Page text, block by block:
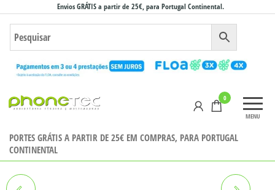
para
conteúdo
Envios GRÁTIS a partir de 25€, para Portugal Continental.
Online
MENU
0
PORTES GRÁTIS A PARTIR DE 25€ EM COMPRAS, PARA PORTUGAL
CONTINENTAL